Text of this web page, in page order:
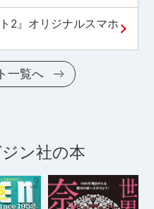
2』オリジナルスマホ
一覧へ
ン社の本